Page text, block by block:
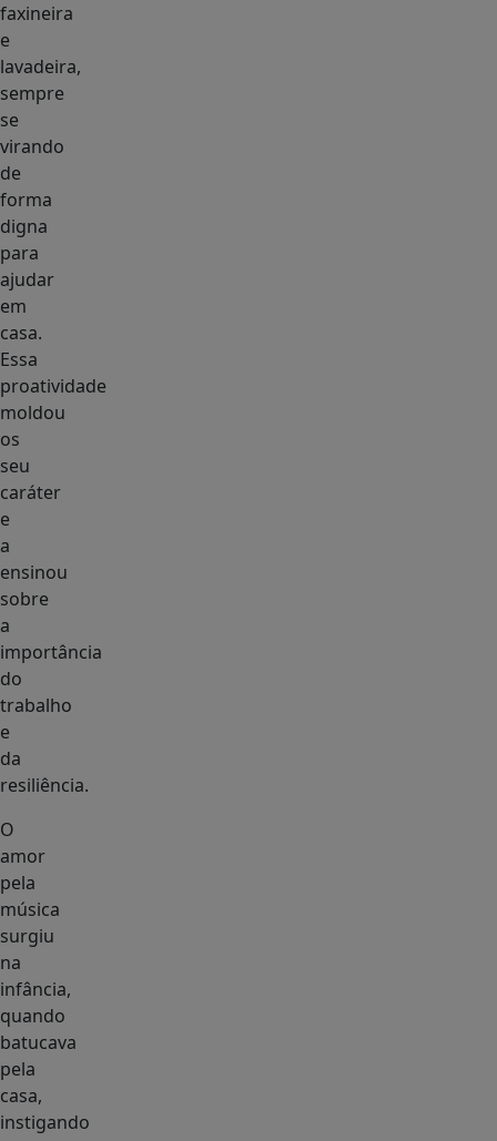
faxineira
e
lavadeira,
sempre
se
virando
de
forma
digna
para
ajudar
em
casa.
Essa
proatividade
moldou
os
seu
caráter
e
a
ensinou
sobre
a
importância
do
trabalho
e
da
resiliência.
O
amor
pela
música
surgiu
na
infância,
quando
batucava
pela
casa,
instigando